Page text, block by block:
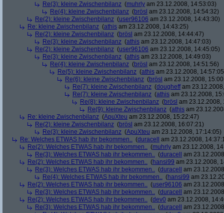
Re(3): kleine Zwischenbilanz (muhrly am 23.12.2008, 14:53:03)
Re(4): kleine Zwischenbilanz (brösl am 23.12.2008, 14:54:32)
Re(2): kleine Zwischenbilanz (user96106 am 23.12.2008, 14:43:30)
Re: kleine Zwischenbilanz (athis am 23.12.2008, 14:43:25)
Re(2): kleine Zwischenbilanz (brösl am 23.12.2008, 14:44:47)
Re(3): kleine Zwischenbilanz (athis am 23.12.2008, 14:47:03)
Re(2): kleine Zwischenbilanz (user96106 am 23.12.2008, 14:45:05)
Re(3): kleine Zwischenbilanz (athis am 23.12.2008, 14:49:03)
Re(4): kleine Zwischenbilanz (brösl am 23.12.2008, 14:51:56)
Re(5): kleine Zwischenbilanz (athis am 23.12.2008,
Re(6): kleine Zwischenbilanz (brösl am 23.12.2008,
Re(7): kleine Zwischenbilanz (dougheffam
Re(7): kleine Zwischenbilanz (athis am 23.12.2008,
Re(8): kleine Zwischenbilanz (brösl am 23.12.2008,
Re(9): kleine Zwischenbilanz (athis am
Re: kleine Zwischenbilanz (ApuXteu am 23.12.2008, 15:22:47)
Re(2): kleine Zwischenbilanz (brösl am 23.12.2008, 16:07:21)
Re(3): kleine Zwischenbilanz (ApuXteu am 23.12.2008, 17:14:05)
Re: Welches ETWAS hab ihr bekommen.. (duracell
am 23.12.2008,
Re(2): Welches ETWAS hab ihr bekommen.. (muhrly am 23.12.2008,
Re(3): Welches ETWAS hab ihr bekommen.. (duracell
am
Re(2): Welches ETWAS hab ihr bekommen.. (hansi99 am 23.12.2008,
Re(3): Welches ETWAS hab ihr bekommen.. (duracell
am
Re(4): Welches ETWAS hab ihr bekommen.. (hansi99 am
Re(2): Welches ETWAS hab ihr bekommen.. (user96106 am
Re(3): Welches ETWAS hab ihr bekommen.. (duracell
am
Re(2): Welches ETWAS hab ihr bekommen.. (dev0 am 23.12.2008,
Re(3): Welches ETWAS hab ihr bekommen.. (duracell
am